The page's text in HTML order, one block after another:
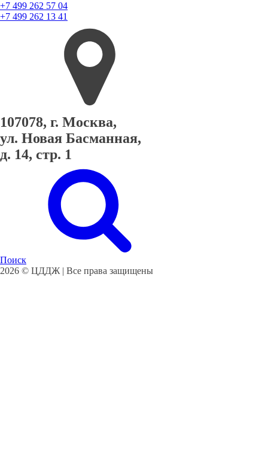
+7 499 262 57 04
+7 499 262 13 41
107078, г. Москва,
ул. Новая Басманная,
д. 14, стр. 1
Поиск
2026 © ЦДДЖ | Все права защищены